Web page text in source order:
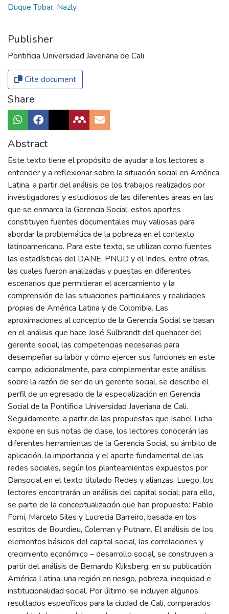
Duque Tobar, Nazly
Publisher
Pontificia Universidad Javeriana de Cali
Cite document
Share
Abstract
Este texto tiene el propósito de ayudar a los lectores a
entender y a reflexionar sobre la situación social en América
Latina, a partir del análisis de los trabajos realizados por
investigadores y estudiosos de las diferentes áreas en las
que se enmarca la Gerencia Social; estos aportes
constituyen fuentes documentales muy valiosas para
abordar la problemática de la pobreza en el contexto
latinoamericano. Para este texto, se utilizan como fuentes
las estadísticas del DANE, PNUD y el Indes, entre otras,
las cuales fueron analizadas y puestas en diferentes
escenarios que permitieran el acercamiento y la
comprensión de las situaciones particulares y realidades
propias de América Latina y de Colombia. Las
aproximaciones al concepto de la Gerencia Social se basan
en el análisis que hace José Sulbrandt del quehacer del
gerente social, las competencias necesarias para
desempeñar su labor y cómo ejercer sus funciones en este
campo; adicionalmente, para complementar este análisis
sobre la razón de ser de un gerente social, se describe el
perfil de un egresado de la especialización en Gerencia
Social de la Pontificia Universidad Javeriana de Cali.
Seguidamente, a partir de las propuestas que Isabel Licha
expone en sus notas de clase, los lectores conocerán las
diferentes herramientas de la Gerencia Social, su ámbito de
aplicación, la importancia y el aporte fundamental de las
redes sociales, según los planteamientos expuestos por
Dansocial en el texto titulado Redes y alianzas. Luego, los
lectores encontrarán un análisis del capital social; para ello,
se parte de la conceptualización que han propuesto: Pablo
Forni, Marcelo Siles y Lucrecia Barreiro, basada en los
escritos de Bourdieu, Coleman y Putnam. El análisis de los
elementos básicos del capital social, las correlaciones y
crecimiento económico – desarrollo social, se construyen a
partir del análisis de Bernardo Kliksberg, en su publicación
América Latina: una región en riesgo, pobreza, inequidad e
institucionalidad social. Por último, se incluyen algunos
resultados específicos para la ciudad de Cali, comparados